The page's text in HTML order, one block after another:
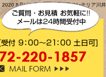
2020 8月|大阪壁紙クロス工房インテリア川井